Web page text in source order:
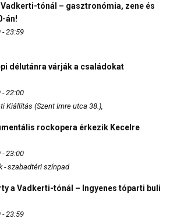
tónál – gasztronómia, zene és
án!
23:59
délutánra várják a családokat
22:00
Kiállítás (Szent Imre utca 38.),
rockopera érkezik Kecelre
23:00
- szabadtéri színpad
a Vadkerti-tónál – Ingyenes tóparti buli
23:59